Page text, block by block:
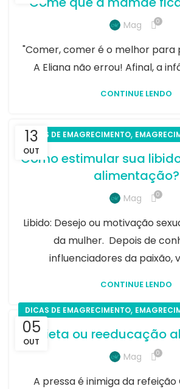
Mag 0
"Comer, comer é o melhor para
A Eliana não errou! Afinal, a
CONTINUE LENDO
13
OUT
DICAS DE EMAGRECIMENTO,
Como estimular sua
alimentação?
Mag 0
Libido: Desejo ou motivação
da mulher. Depois de
influenciadores da paixão,
CONTINUE LENDO
05
OUT
DICAS DE EMAGRECIMENTO,
Dieta ou reeducação
Mag 0
A pressa é inimiga da refeição